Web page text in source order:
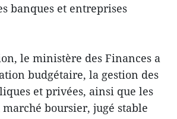
banques et entreprises
le ministère des Finances a
budgétaire, la gestion des
et privées, ainsi que les
boursier, jugé stable